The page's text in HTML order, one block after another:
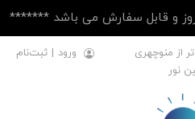
و قابل سفارش می باشد *******
تر از منوچهری
ورود | ثبت‌نام